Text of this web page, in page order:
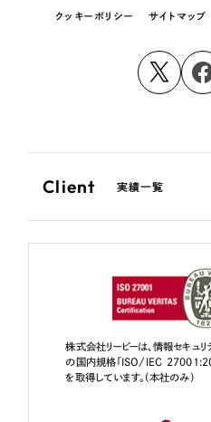
クッキーポリシー サイトマップ
Client 実績一覧
株式会社リーピーは、情報セキュリ
の国内規格「ISO/IEC
を取得しています。（本社のみ）